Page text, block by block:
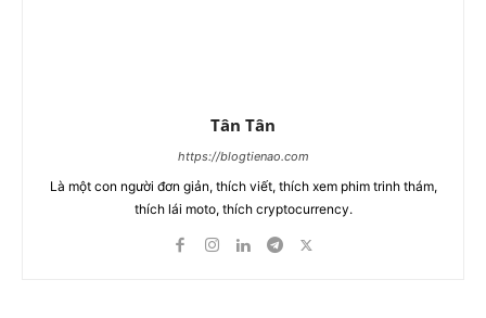
Tân Tân
https://blogtienao.com
Là một con người đơn giản, thích viết, thích xem phim trinh thám,
thích lái moto, thích cryptocurrency.